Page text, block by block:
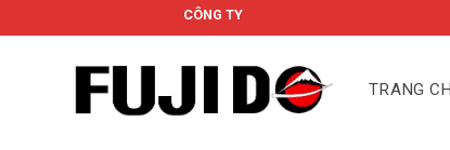
to
CÔNG TY CỔ PHẦN FUJIDO
TRANG